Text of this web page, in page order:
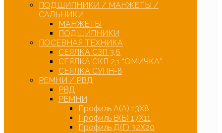
ПОДШИПНИКИ / МАНЖЕТЫ /
САЛЬНИКИ
МАНЖЕТЫ
ПОДШИПНИКИ
ПОСЕВНАЯ ТЕХНИКА
СЕЯЛКА СЗП 3,6
СЕЯЛКА СКП 2,1 “ОМИЧКА”
СЕЯЛКА СУПН-8
РЕМНИ / РВД
РВД
РЕМНИ
Профиль А(А) 13Х8
Профиль В(Б) 17Х11
Профиль Д(Г) 32Х20